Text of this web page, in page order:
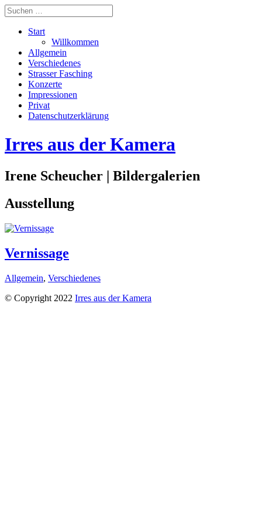
Start
Willkommen
Allgemein
Verschiedenes
Strasser Fasching
Konzerte
Impressionen
Privat
Datenschutzerklärung
Irres aus der Kamera
Irene Scheucher | Bildergalerien
Ausstellung
Vernissage
Allgemein, Verschiedenes
© Copyright 2022 Irres aus der Kamera